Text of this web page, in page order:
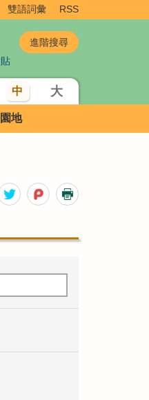
雙語詞彙 RSS
中 大
地